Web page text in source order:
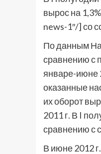
вырос на
news-1″/] со
По данным
сравнению с
январе-июне
оказанные
их оборот
2011 г. В I
сравнению с
В июне 2012